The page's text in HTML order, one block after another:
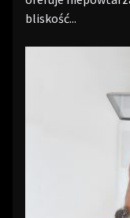
bliskość...